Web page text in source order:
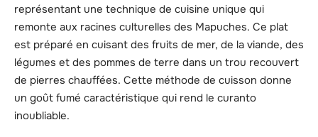
représentant une technique de cuisine unique qui
remonte aux racines culturelles des Mapuches. Ce plat
est préparé en cuisant des fruits de mer, de la viande, des
légumes et des pommes de terre dans un trou recouvert
de pierres chauffées. Cette méthode de cuisson donne
un goût fumé caractéristique qui rend le curanto
inoubliable.